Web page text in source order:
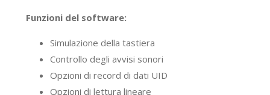
Funzioni del software:
Simulazione della tastiera
Controllo degli avvisi sonori
Opzioni di record di dati UID
Opzioni di lettura lineare